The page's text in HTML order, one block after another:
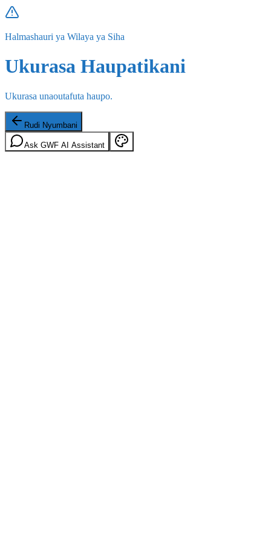
Halmashauri ya Wilaya ya Siha
Ukurasa Haupatikani
Ukurasa unaoutafuta haupo.
Rudi Nyumbani
Ask GWF AI Assistant